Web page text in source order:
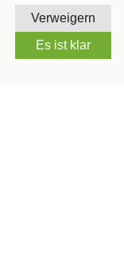
Verweigern
Es ist klar